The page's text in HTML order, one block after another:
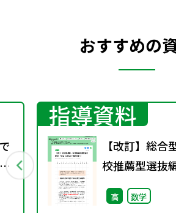
おすすめの
指導資料
【改訂】総合
校推薦型選抜
（NEW ACTION
FRONTIER）
高 数学